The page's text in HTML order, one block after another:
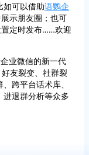
如可以借助语鹦企
示朋友圈；也可
置定时发布……欢迎
业微信的新一代
友裂变、社群裂
跨平台话术库、
进退群分析等众多